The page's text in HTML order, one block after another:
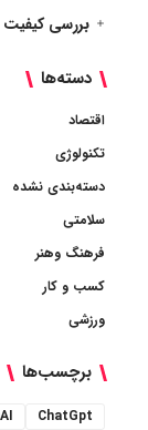
بررسی
دسته‌ها
اقتصاد
تکنولوژی
دسته‌بندی نشده
سلامتی
فرهنگ وهنر
کسب و کار
ورزشی
برچسب‌ها
ChatGpt